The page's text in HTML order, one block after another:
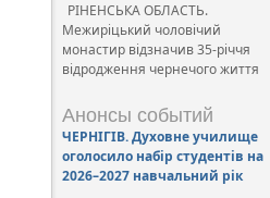
РІНЕНСЬКА ОБЛАСТЬ.
Межиріцький чоловічий
монастир відзначив 35-річчя
відродження чернечого життя
Анонсы событий
ЧЕРНІГІВ. Духовне училище
оголосило набір студентів на
2026–2027 навчальний рік